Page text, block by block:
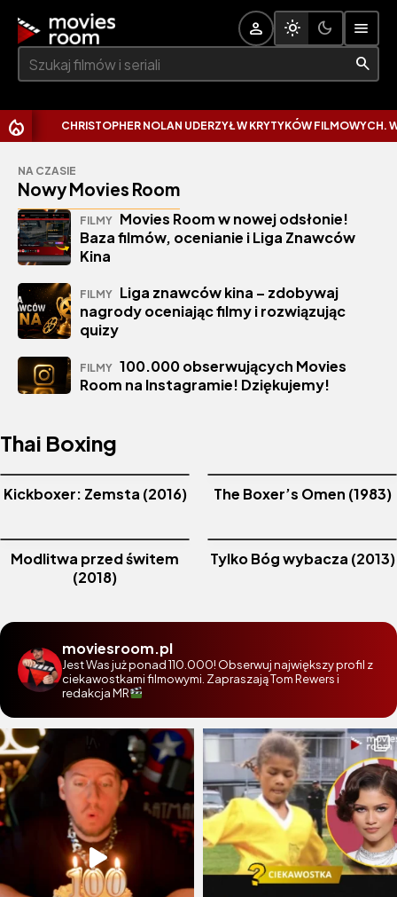
Szukaj:
CHRISTOPHER NOLAN UDERZYŁ W KRYTYKÓW FILMOWYCH.
NA CZASIE
Nowy Movies Room
FILMY Movies Room w nowej odsłonie!
Baza filmów, ocenianie i Liga Znawców
Kina
FILMY Liga znawców kina – zdobywaj
nagrody oceniając filmy i rozwiązując
quizy
FILMY 100.000 obserwujących Movies
Room na Instagramie! Dziękujemy!
Thai Boxing
Kickboxer: Zemsta (2016) The Boxer’s Omen (1983)
Modlitwa przed świtem
(2018)
Tylko Bóg wybacza (2013)
moviesroom.pl
Jest Was już ponad 110.000! Obserwuj największy profil z
ciekawostkami filmowymi. Zapraszają Tom Rewers i
redakcja MR